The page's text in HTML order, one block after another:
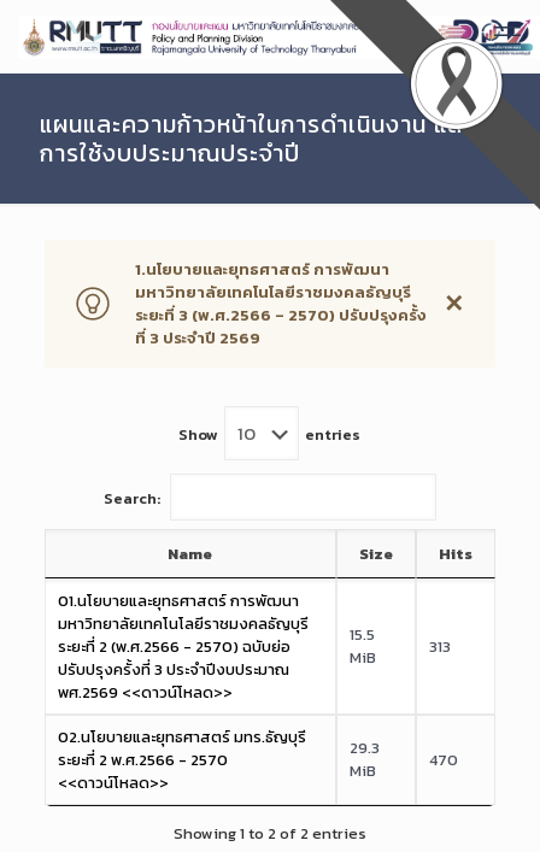
Content
แผนและความก้าวหน้าในการดำเนินงาน และ
การใช้งบประมาณประจำปี
1.นโยบายและยุทธศาสตร์ การพัฒนา
มหาวิทยาลัยเทคโนโลยีราชมงคลธัญบุรี
ระยะที่ 3 (พ.ศ.2566 – 2570) ปรับปรุงครั้ง
ที่ 3 ประจำปี 2569
✕
Show entries
Search:
Name Size Hits
01.นโยบายและยุทธศาสตร์ การพัฒนา
มหาวิทยาลัยเทคโนโลยีราชมงคลธัญบุรี
ระยะที่ 2 (พ.ศ.2566 - 2570) ฉบับย่อ
ปรับปรุงครั้งที่ 3 ประจำปีงบประมาณ
พศ.2569 <<ดาวน์โหลด>>
15.5
MiB
313
02.นโยบายและยุทธศาสตร์ มทร.ธัญบุรี
ระยะที่ 2 พ.ศ.2566 - 2570
<<ดาวน์โหลด>>
29.3
MiB
470
Showing 1 to 2 of 2 entries